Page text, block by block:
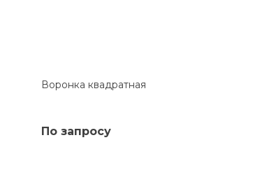
Воронка квадратная
По запросу